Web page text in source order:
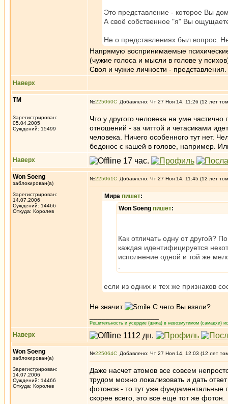
Это представление - которое Вы
А своё собственное "я" Вы
Не о представлениях был вопрос.
Напрямую воспринимаемые
(чужие голоса и мысли в голове у
Своя и чужие личности - представления.
Наверх
ТМ
Зарегистрирован:
05.04.2005
Суждений: 15499
№225060 Добавлено: Чт 27 Ноя 14, 11:26 (12 лет
Что у другого человека на уме
отношений - за читтой и четасиками
человека. Ничего особенного тут нет.
бедонос с кашей в голове, например.
Наверх
Won Soeng
заблокирован(а)
Зарегистрирован:
14.07.2006
Суждений: 14466
Откуда: Королев
№225061 Добавлено: Чт 27 Ноя 14, 11:45 (12 лет
Мира пишет:
Won Soeng пишет:
Как отличать одну от другой?
каждая идентифицируется
исполнение одной и той же
если из одних и тех же признаков
Не значит
С чего Вы взяли?
Решительность и усердие (шила) в невозмутимом (самадхи)
Наверх
Won Soeng
заблокирован(а)
Зарегистрирован:
14.07.2006
Суждений: 14466
Откуда: Королев
№225064 Добавлено: Чт 27 Ноя 14, 12:03 (12 лет
Даже насчет атомов все совсем
трудом можно локализовать и дать
фотонов - то тут уже фундаментальные
скорее всего, это все еще тот же фотон.